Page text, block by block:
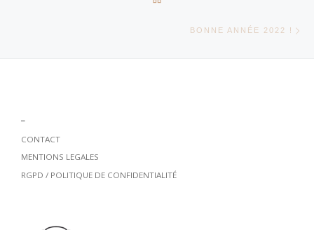
BONNE ANNÉE 2022 !
CONTACT
MENTIONS LEGALES
RGPD / POLITIQUE DE CONFIDENTIALITÉ